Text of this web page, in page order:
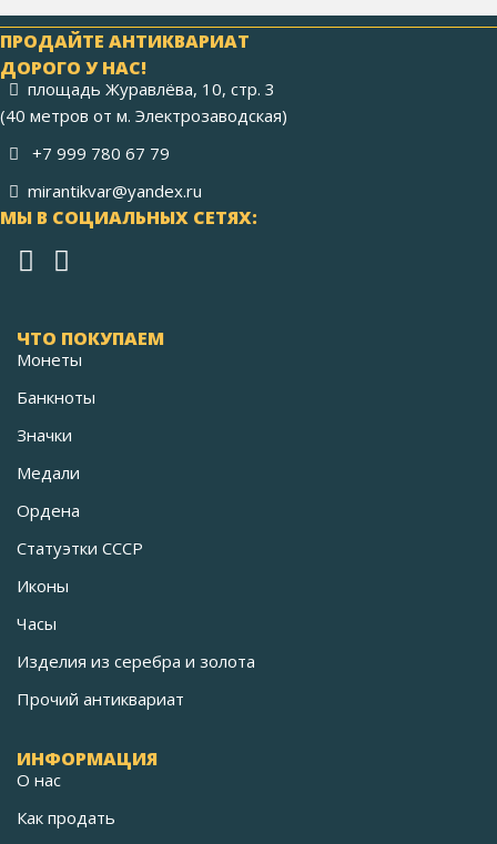
ПРОДАЙТЕ АНТИКВАРИАТ
ДОРОГО У НАС!
площадь Журавлёва, 10, стр. 3
(40 метров от м. Электрозаводская)
+7 999 780 67 79
mirantikvar@yandex.ru
МЫ В СОЦИАЛЬНЫХ СЕТЯХ:
ЧТО ПОКУПАЕМ
Монеты
Банкноты
Значки
Медали
Ордена
Статуэтки СССР
Иконы
Часы
Изделия из серебра и золота
Прочий антиквариат
ИНФОРМАЦИЯ
О нас
Как продать